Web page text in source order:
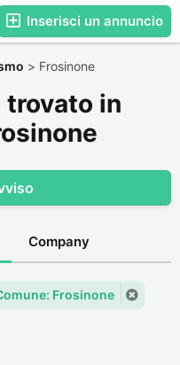
Inserisci un annuncio
> Frosinone
trovato in
Company
Frosinone